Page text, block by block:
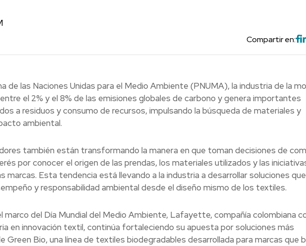
Compartir en:
de las Naciones Unidas para el Medio Ambiente (PNUMA), la industria de la
el 2% y el 8% de las emisiones globales de carbono y genera importantes
a residuos y consumo de recursos, impulsando la búsqueda de materiales y
ambiental.
también están transformando la manera en que toman decisiones de
por conocer el origen de las prendas, los materiales utilizados y las
marcas. Esta tendencia está llevando a la industria a desarrollar soluciones que
y responsabilidad ambiental desde el diseño mismo de los textiles.
del Día Mundial del Medio Ambiente, Lafayette, compañía colombiana
en innovación textil, continúa fortaleciendo su apuesta por soluciones más
Green Bio, una línea de textiles biodegradables desarrollada para marcas que